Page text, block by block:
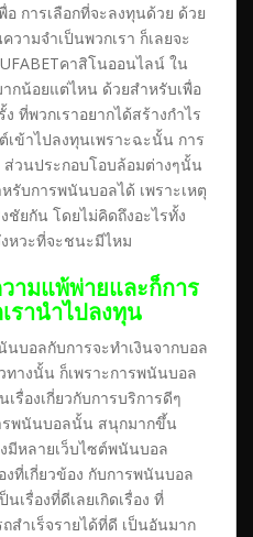
การเลือกที่จะลงทุนด้วย ด้วย
วามจำเป็นพวกเรา ก็เลยจะ
UFABETคาสิโนออนไลน์ ใน
กน้อยแต่ไหน ด้วยสำหรับเพื่อ
ที่พวกเราอยากได้สร้างกำไร
เข้าไปลงทุนเพราะฉะนั้น การ
วนประกอบโอบล้อมต่างๆนั้น
รับการพนันบอลได้ เพราะเหตุ
ยกัน โดยไม่คิดถึงอะไรทั้ง
หวะที่จะชนะมีไหม
ามแพ้พ่ายและก็การ
รานำไปลงทุน
บอลกับการจะทำเงินจากบอล
างนั้น ก็เพราะการพนันบอล
รื่องเกี่ยวกับการบริการดีๆ
รพนันบอลนั้น สนุกมากขึ้น
มีหลายเว็บไซต์พนันบอล
งที่เกี่ยวข้อง กับการพนันบอล
เรื่องที่ดีเลยเกิดเรื่อง ที่
ำเร็จรายได้ที่ดี เป็นอันมาก